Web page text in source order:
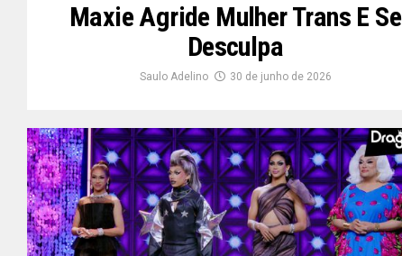
Maxie Agride Mulher Trans E Se
Desculpa
Saulo Adelino 30 de junho de 2026